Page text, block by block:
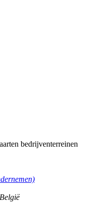
bedrijventerreinen
België